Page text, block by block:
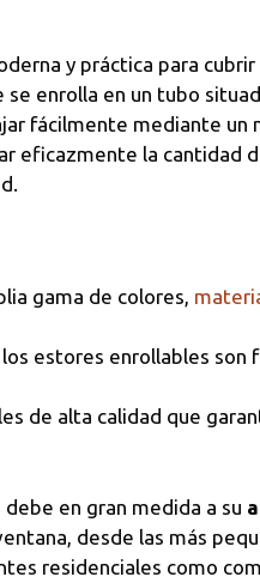
y práctica para cubrir
enrolla en un tubo
fácilmente mediante un
eficazmente la cantidad
gama de colores,
estores enrollables son
de alta calidad que
en gran medida a su
desde las más
residenciales como